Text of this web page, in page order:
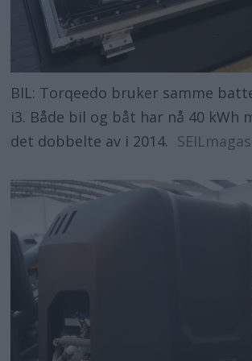
BIL: Torqeedo bruker samme
i3. Både bil og båt har nå 40 kWh
det dobbelte av i 2014.